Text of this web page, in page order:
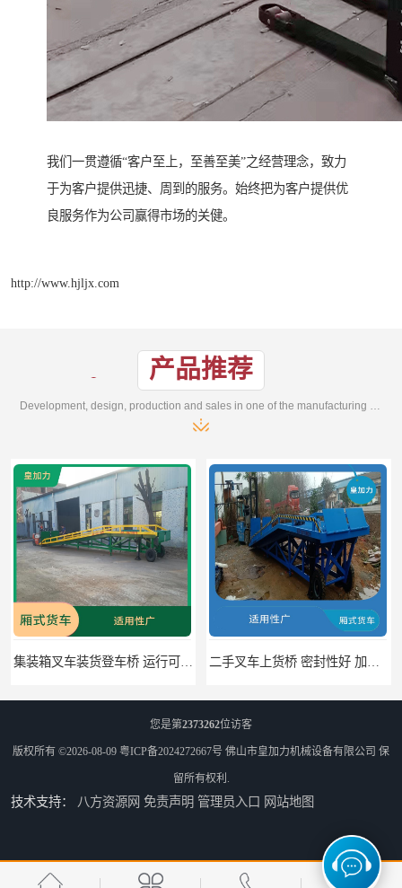
我们一贯遵循“客户至上，至善至美”之经营理念，致力
于为客户提供迅捷、周到的服务。始终把为客户提供优
良服务作为公司赢得市场的关健。
http://www.hjljx.com
产品推荐
您是第2373262位访客
版权所有 ©2026-08-09 粤ICP备2024272667号 佛山市皇加力机械设备有限公司 保
留所有权利.
技术支持： 八方资源网 免责声明 管理员入口 网站地图